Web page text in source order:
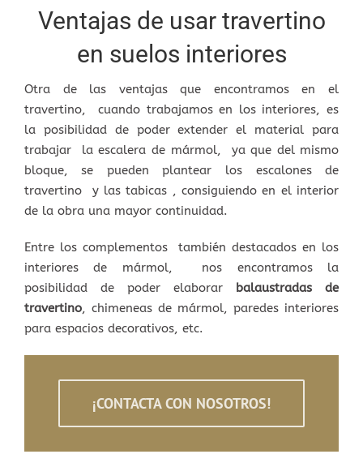
Ventajas de usar travertino
en suelos interiores
Otra de las ventajas que encontramos en el
travertino, cuando trabajamos en los interiores, es
la posibilidad de poder extender el material para
trabajar la escalera de mármol, ya que del mismo
bloque, se pueden plantear los escalones de
travertino y las tabicas , consiguiendo en el interior
de la obra una mayor continuidad.
Entre los complementos también destacados en los
interiores de mármol, nos encontramos la
posibilidad de poder elaborar balaustradas de
travertino, chimeneas de mármol, paredes interiores
para espacios decorativos, etc.
¡CONTACTA CON NOSOTROS!